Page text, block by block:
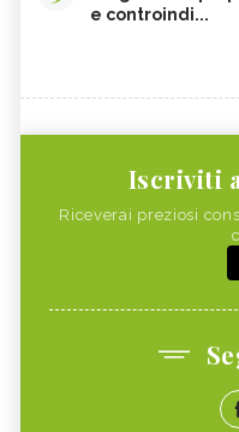
e controindi...
Iscriviti
Riceverai preziosi